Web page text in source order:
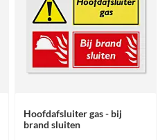
Hoofdafsluiter gas - bij
brand sluiten